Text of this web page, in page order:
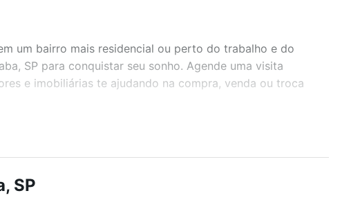
um bairro mais residencial ou perto do trabalho e do
SP para conquistar seu sonho. Agende uma visita
e imobiliárias te ajudando na compra, venda ou troca
usar os filtros como quantidade de quartos, suítes, com
academia, salão de festas ou área verde e encontrar
SP